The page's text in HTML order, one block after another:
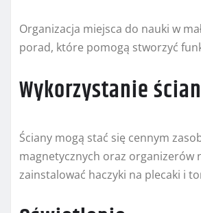
Organizacja miejsca do nauki w
porad, które pomogą stworzyć
Wykorzystanie ścian
Ściany mogą stać się cennym
magnetycznych oraz organizerów
zainstalować haczyki na plecaki i